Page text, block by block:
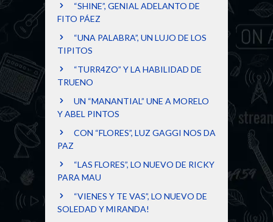
“SHINE”, GENIAL ADELANTO DE
FITO PÁEZ
“UNA PALABRA”, UN LUJO DE LOS
TIPITOS
“TURR4ZO” Y LA HABILIDAD DE
TRUENO
UN “MANANTIAL” UNE A MORELO
Y ABEL PINTOS
CON “FLORES”, LUZ GAGGI NOS DA
PAZ
“LAS FLORES”, LO NUEVO DE RICKY
PARA MAU
“VIENES Y TE VAS”, LO NUEVO DE
SOLEDAD Y MIRANDA!